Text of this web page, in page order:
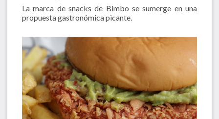
La marca de snacks de Bimbo se sumerge en una
propuesta gastronómica picante.